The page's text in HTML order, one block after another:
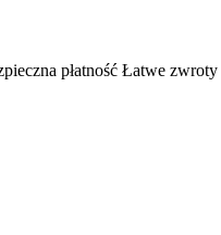
płatność Łatwe zwroty